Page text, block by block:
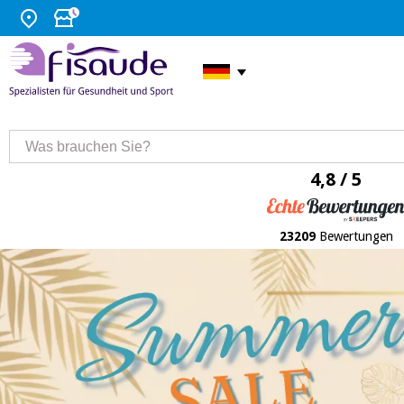
4,8 / 5
23209Bewertungen